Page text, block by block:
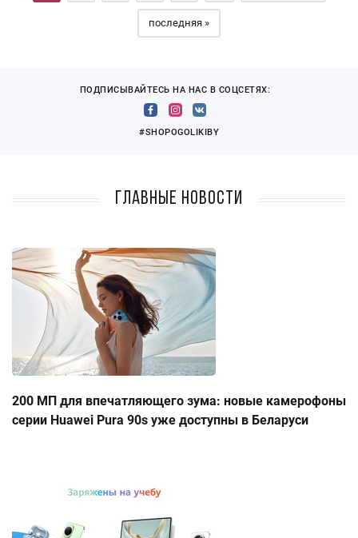
последняя »
ПОДПИСЫВАЙТЕСЬ НА НАС В СОЦСЕТЯХ:
#SHOPOGOLIKIBY
Главные новости
200 МП для впечатляющего зума: новые камерофоны
серии Huawei Pura 90s уже доступны в Беларуси